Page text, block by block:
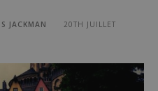
JACKMAN
20TH JUILLET